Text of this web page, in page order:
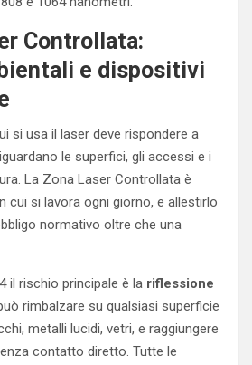
Controllata:
e dispositivi
si usa il laser deve rispondere a
le superfici, gli accessi e i
La Zona Laser Controllata è
cui si lavora ogni giorno, e allestirlo
normativo oltre che una
il rischio principale è la riflessione
rimbalzare su qualsiasi superficie
metalli lucidi, vetri, e raggiungere
contatto diretto. Tutte le